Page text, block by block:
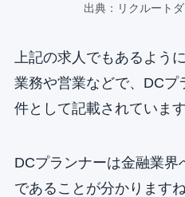
出典：リクルート
上記の求人でもあるよう
業務や営業などで、DCプ
件として記載されています
DCプランナーは金融業界
であることが分かりますね